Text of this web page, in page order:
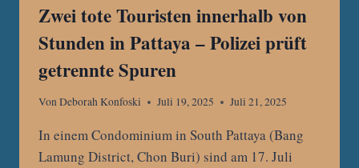
Zwei tote Touristen innerhalb von
Stunden in Pattaya – Polizei prüft
getrennte Spuren
VonDeborah Konfoski Juli 19, 2025 Juli 21, 2025
In einem Condominium in South Pattaya (Bang
Lamung District, Chon Buri) sind am 17. Juli